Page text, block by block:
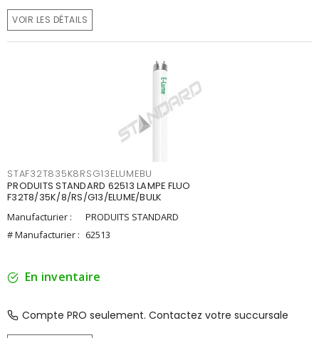
VOIR LES DÉTAILS
STAF32T835K8RSG13ELUMEBU
PRODUITS STANDARD 62513 LAMPE FLUO
F32T8/35K/8/RS/G13/ELUME/BULK
Manufacturier :
PRODUITS STANDARD
# Manufacturier : 62513
En inventaire
Compte PRO seulement. Contactez votre succursale